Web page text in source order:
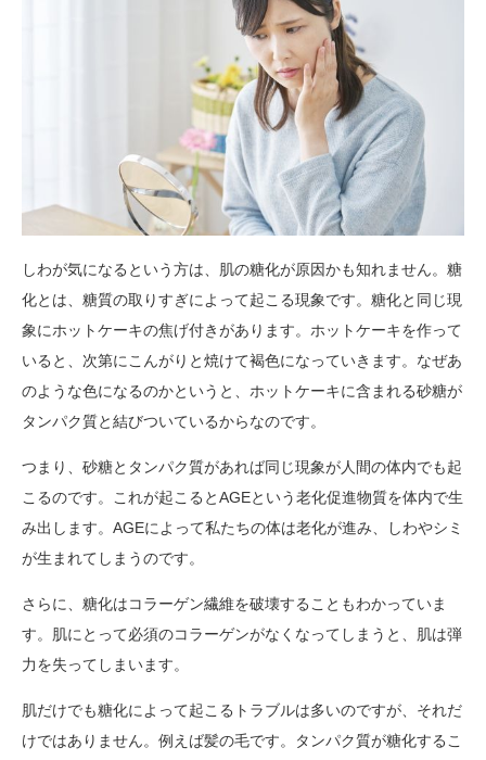
しわが気になるという方は、肌の糖化が原因かも知れません。糖
化とは、糖質の取りすぎによって起こる現象です。糖化と同じ現
象にホットケーキの焦げ付きがあります。ホットケーキを作って
いると、次第にこんがりと焼けて褐色になっていきます。なぜあ
のような色になるのかというと、ホットケーキに含まれる砂糖が
タンパク質と結びついているからなのです。
つまり、砂糖とタンパク質があれば同じ現象が人間の体内でも起
こるのです。これが起こるとAGEという老化促進物質を体内で生
み出します。AGEによって私たちの体は老化が進み、しわやシミ
が生まれてしまうのです。
さらに、糖化はコラーゲン繊維を破壊することもわかっていま
す。肌にとって必須のコラーゲンがなくなってしまうと、肌は弾
力を失ってしまいます。
肌だけでも糖化によって起こるトラブルは多いのですが、それだ
けではありません。例えば髪の毛です。タンパク質が糖化するこ